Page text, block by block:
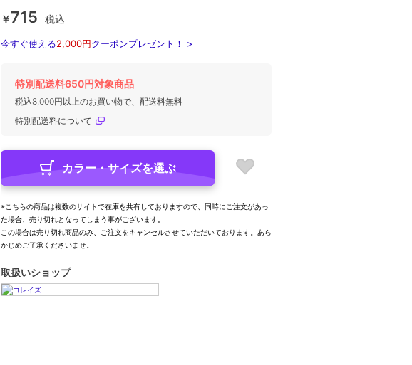
￥715 税込
今すぐ使える2,000円クーポンプレゼント！ >
特別配送料650円対象商品
税込8,000円以上のお買い物で、配送料無料
特別配送料について
カラー・サイズを選ぶ
※こちらの商品は複数のサイトで在庫を共有しておりますので、同時にご注文があっ
た場合、売り切れとなってしまう事がございます。
この場合は売り切れ商品のみ、ご注文をキャンセルさせていただいております。あら
かじめご了承くださいませ。
取扱いショップ